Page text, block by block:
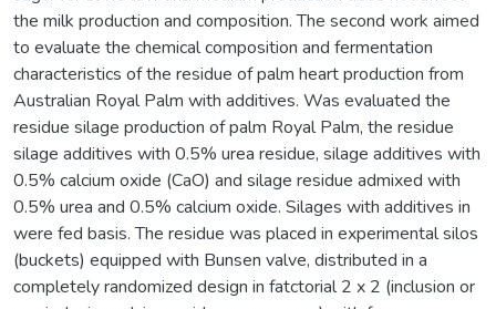
the milk production and composition. The second work aimed
to evaluate the chemical composition and fermentation
characteristics of the residue of palm heart production from
Australian Royal Palm with additives. Was evaluated the
residue silage production of palm Royal Palm, the residue
silage additives with 0.5% urea residue, silage additives with
0.5% calcium oxide (CaO) and silage residue admixed with
0.5% urea and 0.5% calcium oxide. Silages with additives in
were fed basis. The residue was placed in experimental silos
(buckets) equipped with Bunsen valve, distributed in a
completely randomized design in fatctorial 2 x 2 (inclusion or